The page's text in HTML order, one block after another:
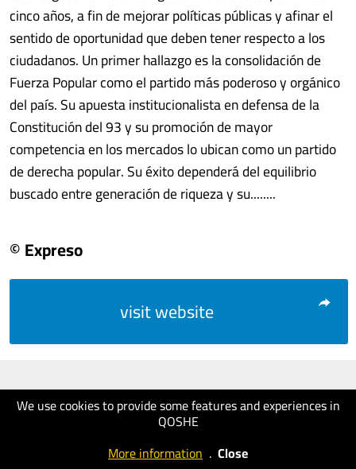
We use cookies to provide some features and experiences in
QOSHE
More information . Close
cinco años, a fin de mejorar políticas públicas y afinar el
sentido de oportunidad que deben tener respecto a los
ciudadanos. Un primer hallazgo es la consolidación de
Fuerza Popular como el partido más poderoso y orgánico
del país. Su apuesta institucionalista en defensa de la
Constitución del 93 y su promoción de mayor
competencia en los mercados lo ubican como un partido
de derecha popular. Su éxito dependerá del equilibrio
buscado entre generación de riqueza y su........
© Expreso
visit website